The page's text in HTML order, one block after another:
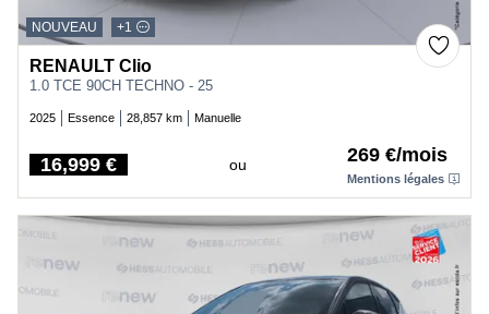
NOUVEAU +1
RENAULT Clio
1.0 TCE 90CH TECHNO - 25
2025 Essence 28,857 km Manuelle
Price
16,999 € ou 269 €/mois
Mentions légales